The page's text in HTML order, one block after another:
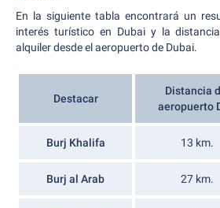
En la siguiente tabla encontrará un
interés turístico en Dubai y la
alquiler desde el aeropuerto de Dubai.
Destacar
Distancia
aeropuerto
Burj Khalifa 13 km.
Burj al Arab 27 km.